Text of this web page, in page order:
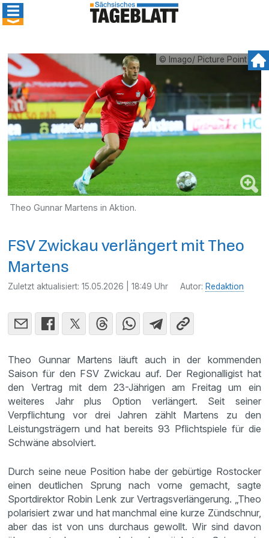
© Imago/ Picture Point LE
Theo Gunnar Martens in Aktion.
FSV Zwickau verlängert mit Theo
Martens
Zuletzt aktualisiert:15.05.2026 | 18:49 Uhr Autor: Redaktion
Theo Gunnar Martens läuft auch in der kommenden
Saison für den FSV Zwickau auf. Der Regionalligist hat
den Vertrag mit dem 23-Jährigen am Freitag um ein
weiteres Jahr plus Option verlängert. Seit seiner
Verpflichtung vor drei Jahren zählt Martens zu den
Leistungsträgern und hat bereits 93 Pflichtspiele für die
Schwäne absolviert.
Durch seine neue Position habe der gebürtige Rostocker
einen deutlichen Sprung nach vorne gemacht, sagte
Sportdirektor Robin Lenk zur Vertragsverlängerung. „Theo
polarisiert zwar und hat manchmal eine kurze Zündschnur,
aber das ist von uns durchaus gewollt. Wir sind davon